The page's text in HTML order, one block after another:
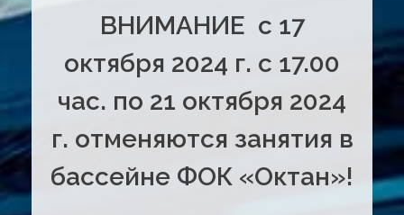
ВНИМАНИЕ с 17
октября 2024 г. с 17.00
час. по 21 октября 2024
г. отменяются занятия в
бассейне ФОК «Октан»!